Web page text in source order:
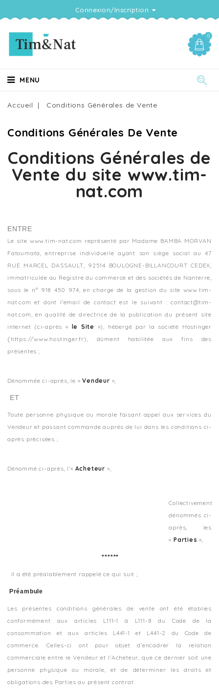
Connexion/Inscription
0
MENU
Accueil Conditions Générales de Vente
Conditions Générales De Vente
Conditions Générales de
Vente du site www.tim-
nat.com
ENTRE
Le site www.tim-nat.com représenté par Madame BAMBA MORVAN
Fatoumata, entreprise individuelle ayant son siège social au 47
RUE MARCEL DASSAULT, 92514 BOULOGNE-BILLANCOURT CEDEX,
immatriculée au Registre du commerce et des sociétés de Nanterre,
sous le n° 918 450 974, en charge de la gestion du site www.tim-
nat.com et dont l’email de contact est le suivant : contact@tim-
nat.com, en qualité de directrice de la publication du présent site
internet (ci-après « le Site »), hébergé par la société Hostinger
( https://www.hostinger.fr), dûment habilitée aux fins des
présentes ;
Dénommée ci-après, le «Vendeur »,
ET
Toute personne physique ou morale faisant appel aux services du
Vendeur et passant commande auprès de lui dans les conditions ci-
après précisées ;
Dénommé ci-après, l’« Acheteur »,
Collectivement
dénommés ci-
après, les
« Parties »,
******
Il a été préalablement rappelé ce qui suit ;
Préambule
Les présentes conditions générales de vente ont été établies
conformément aux articles L111-1 à L111-8 du Code de la
consommation et aux articles L441-1 et L441-2 du Code de
commerce. Celles-ci ont pour objet d’encadrer la relation
commerciale entre le Vendeur et l’Acheteur, que ce dernier soit une
personne physique ou morale, et de déterminer les droits et
obligations des Parties au présent contrat.